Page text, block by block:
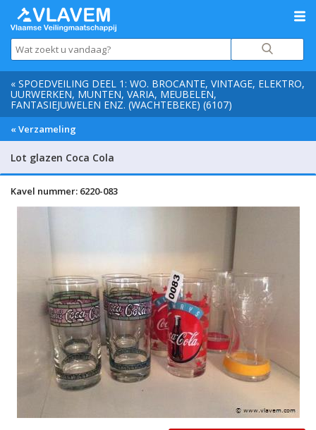
« SPOEDVEILING DEEL 1: WO. BROCANTE, VINTAGE, ELEKTRO,
UURWERKEN, MUNTEN, VARIA, MEUBELEN,
FANTASIEJUWELEN ENZ. (WACHTEBEKE) (6107)
« Verzameling
Lot glazen Coca Cola
Kavel nummer: 6220-083